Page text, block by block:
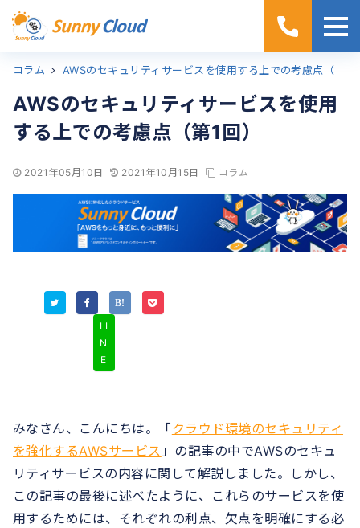
ホーム
コラム
AWSのセキュリティサービスを使用
する上での考慮点（第1回）
2021年05月10日 2021年10月15日 コラム
LI
N
E
みなさん、こんにちは。「クラウド環境のセキュリティ
を強化するAWSサービス」の記事の中でAWSのセキュ
リティサービスの内容に関して解説しました。しかし、
この記事の最後に述べたように、これらのサービスを使
用するためには、それぞれの利点、欠点を明確にする必